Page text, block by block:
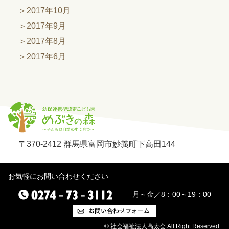
2017年10月
2017年9月
2017年8月
2017年6月
〒370-2412 群馬県富岡市妙義町下高田144
お気軽にお問い合わせください
月～金／8：00～19：00
© 社会福祉法人高太会 All Right Reserved.